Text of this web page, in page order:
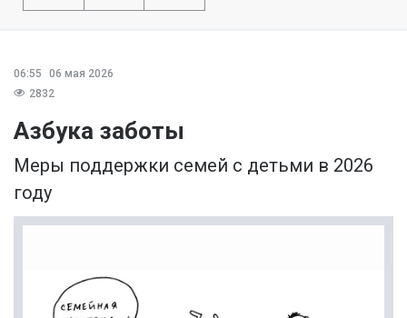
06:55
06 мая 2026
2832
Азбука заботы
Меры поддержки семей с детьми в 2026
году